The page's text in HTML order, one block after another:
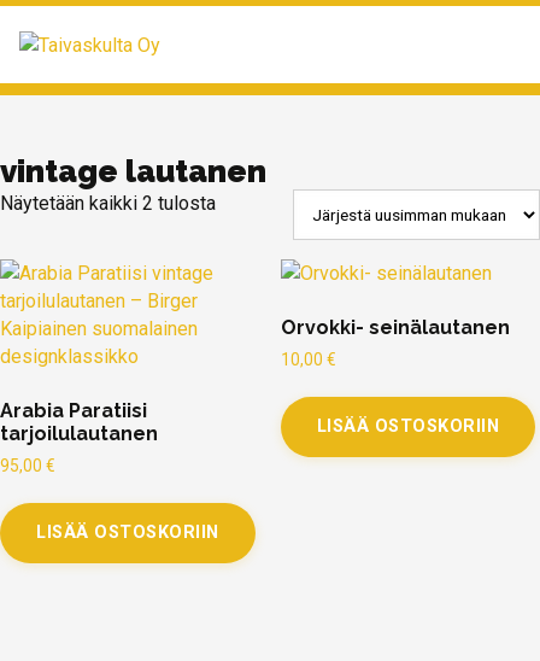
vintage lautanen
Näytetään kaikki 2 tulosta
Arabia Paratiisi
tarjoilulautanen
95,00 €
LISÄÄ OSTOSKORIIN
Orvokki- seinälautanen
10,00 €
LISÄÄ OSTOSKORIIN